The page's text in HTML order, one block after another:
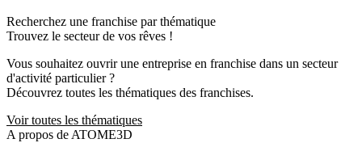
Recherchez une franchise par thématique
Trouvez le secteur de vos rêves !
Vous souhaitez ouvrir une entreprise en franchise dans un secteur
d'activité particulier ?
Découvrez toutes les thématiques des franchises.
Voir toutes les thématiques
A propos de ATOME3D